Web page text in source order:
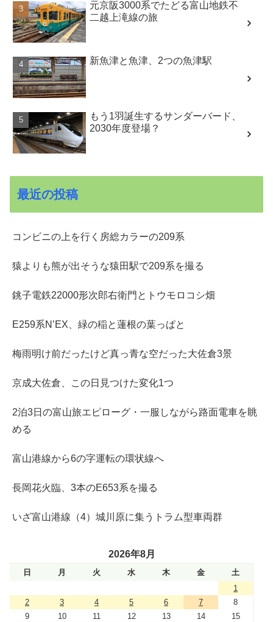
元京阪3000系でたどる富山地鉄不
二越上滝線の旅
新魚津と魚津、2つの魚津駅
もう1羽誕生するサンダーバード、
2030年度登場？
最近の投稿
コンビニの上を行く房総カラーの209系
猿よりも熊が出そうな猿田駅で209系を撮る
銚子電鉄22000形次郎右衛門とトウモロコシ畑
E259系N’EX、緑の稲と蓮根の葉っぱと
梅雨明け前だったけど真っ青な空だった大佐倉3景
京成大佐倉、この日見つけた変化1つ
2泊3日の富山旅エピローグ・一服しながら路面電車を眺
める
富山港線から6の字運転の環状線へ
長岡花火臨、3本のE653系を撮る
いざ富山港線（4）城川原に集うトラム型車両群
2026年8月
日 月 火 水 木 金
土
1
2
3 4 5 6 7
8
9
10 11 12 13 14
15